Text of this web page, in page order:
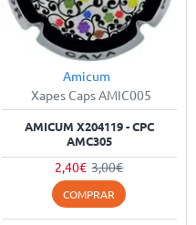
Amicum
Xapes Caps AMIC005
AMICUM X204119 - CPC
AMC305
2,40€ 3,00€
COMPRAR